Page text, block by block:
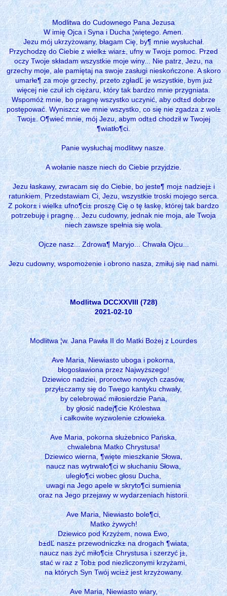
Modlitwa do Cudownego Pana Jezusa
W imię Ojca i Syna i Ducha ¦więtego. Amen.
Jezu mój ukrzyżowany, błagam Cię, by¶ mnie wysłuchał.
Przychodzę do Ciebie z wielk± wiar±, ufny w Twoj± pomoc. Przed
oczy Twoje składam wszystkie moje winy... Nie patrz, Jezu, na
grzechy moje, ale pamiętaj na swoje zasługi nieskończone. A skoro
umarłe¶ za moje grzechy, przeto zgładĽ je wszystkie, bym już
więcej nie czuł ich ciężaru, który tak bardzo mnie przygniata.
Wspomóż mnie, bo pragnę wszystko uczynić, aby odt±d dobrze
postępować. Wyniszcz we mnie wszystko, co się nie zgadza z wol±
Twoj±. O¶wieć mnie, mój Jezu, abym odt±d chodził w Twojej
¶wiatło¶ci.
Panie wysłuchaj modlitwy nasze.
A wołanie nasze niech do Ciebie przyjdzie.
Jezu łaskawy, zwracam się do Ciebie, bo jeste¶ moj± nadziej± i
ratunkiem. Przedstawiam Ci, Jezu, wszystkie troski mojego serca.
Z pokor± i wielk± ufno¶ci± proszę Cię o tę łaskę, której tak bardzo
potrzebuję i pragnę... Jezu cudowny, jednak nie moja, ale Twoja
niech zawsze spełnia się wola.
Ojcze nasz... Zdrowa¶ Maryjo... Chwała Ojcu...
Jezu cudowny, wspomożenie i obrono nasza, zmiłuj się nad nami.
Modlitwa DCCXXVIII (728)
2021-02-10
Modlitwa ¦w. Jana Pawła II do Matki Bożej z Lourdes
Ave Maria, Niewiasto uboga i pokorna,
błogosławiona przez Najwyższego!
Dziewico nadziei, proroctwo nowych czasów,
przył±czamy się do Twego kantyku chwały,
by celebrować miłosierdzie Pana,
by głosić nadej¶cie Królestwa
i całkowite wyzwolenie człowieka.
Ave Maria, pokorna służebnico Pańska,
chwalebna Matko Chrystusa!
Dziewico wierna, ¶więte mieszkanie Słowa,
naucz nas wytrwało¶ci w słuchaniu Słowa,
uległo¶ci wobec głosu Ducha,
uwagi na Jego apele w skryto¶ci sumienia
oraz na Jego przejawy w wydarzeniach historii.
Ave Maria, Niewiasto bole¶ci,
Matko żywych!
Dziewico pod Krzyżem, nowa Ewo,
b±dĽ nasz± przewodniczk± na drogach ¶wiata,
naucz nas żyć miło¶ci± Chrystusa i szerzyć j±,
stać w raz z Tob± pod niezliczonymi krzyżami,
na których Syn Twój wci±ż jest krzyżowany.
Ave Maria, Niewiasto wiary,